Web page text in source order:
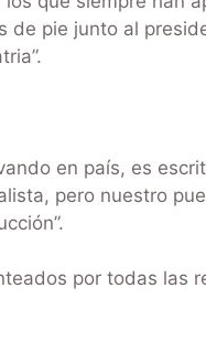
de pie junto al
en país, es
pero nuestro
por todas las